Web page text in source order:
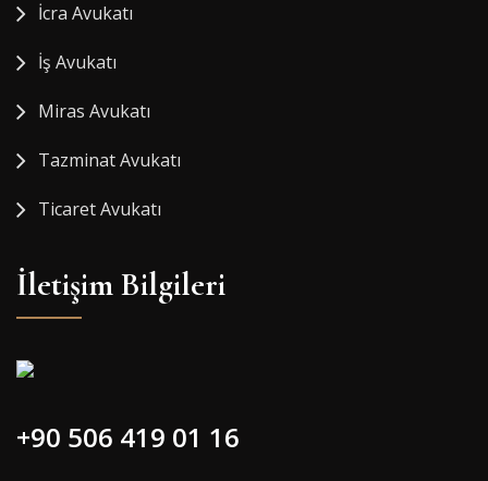
İcra Avukatı
İş Avukatı
Miras Avukatı
Tazminat Avukatı
Ticaret Avukatı
İletişim Bilgileri
+90 506 419 01 16